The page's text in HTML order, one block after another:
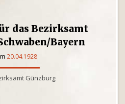
das Bezirksamt
Bayern
20.04.1928
Günzburg